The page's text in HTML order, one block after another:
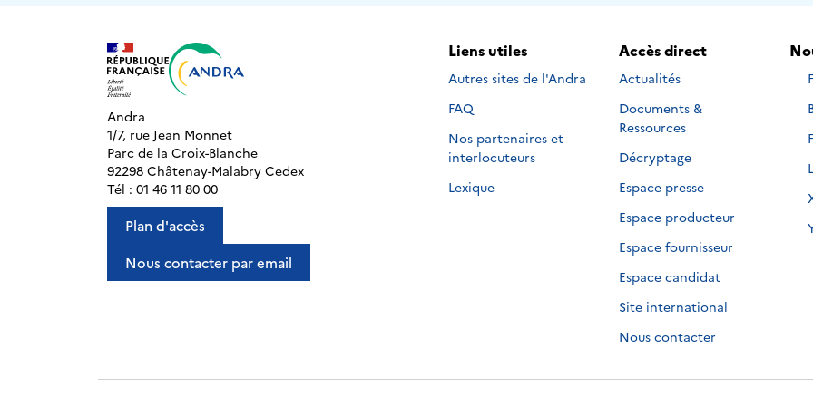
Andra
1/7, rue Jean Monnet
Parc de la Croix-Blanche
92298 Châtenay-Malabry Cedex
Tél : 01 46 11 80 00
Plan d'accès
Nous contacter par email
Liens utiles
Autres sites de l'Andra
FAQ
Nos partenaires et
interlocuteurs
Lexique
Accès direct
Actualités
Documents &
Ressources
Décryptage
Espace presse
Espace producteur
Espace fournisseur
Espace candidat
Site international
Nous contacter